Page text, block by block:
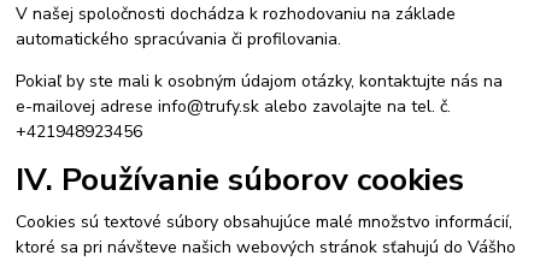
V našej spoločnosti dochádza k rozhodovaniu na základe
automatického spracúvania či profilovania.
Pokiaľ by ste mali k osobným údajom otázky, kontaktujte nás na
e-mailovej adrese info@trufy.sk alebo zavolajte na tel. č.
+421948923456
IV. Používanie súborov cookies
Cookies sú textové súbory obsahujúce malé množstvo informácií,
ktoré sa pri návšteve našich webových stránok sťahujú do Vášho